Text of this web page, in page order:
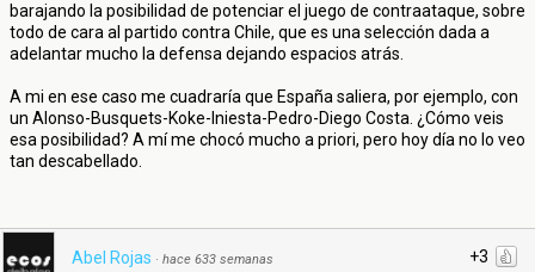
barajando la posibilidad de potenciar el juego de contraataque, sobre
todo de cara al partido contra Chile, que es una selección dada a
adelantar mucho la defensa dejando espacios atrás.
A mi en ese caso me cuadraría que España saliera, por ejemplo, con
un Alonso-Busquets-Koke-Iniesta-Pedro-Diego Costa. ¿Cómo veis
esa posibilidad? A mí me chocó mucho a priori, pero hoy día no lo veo
tan descabellado.
+3
Abel Rojas · hace 633 semanas